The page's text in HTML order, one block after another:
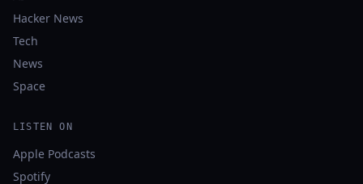
Hacker News
Tech
News
Space
LISTEN ON
Apple Podcasts
Spotify